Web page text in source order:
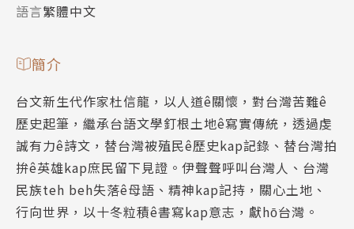
語言繁體中文
簡介
台文新生代作家杜信龍，以人道ê關懷，對台灣苦難ê
歷史起筆，繼承台語文學釘根土地ê寫實傳統，透過虔
誠有力ê詩文，替台灣被殖民ê歷史kap記錄、替台灣拍
拚ê英雄kap庶民留下見證。伊聲聲呼叫台灣人、台灣
民族teh beh失落ê母語、精神kap記持，關心土地、
行向世界，以十冬粒積ê書寫kap意志，獻hō͘台灣。